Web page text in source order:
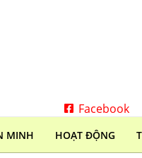
Facebook
MINH HOẠT ĐỘNG